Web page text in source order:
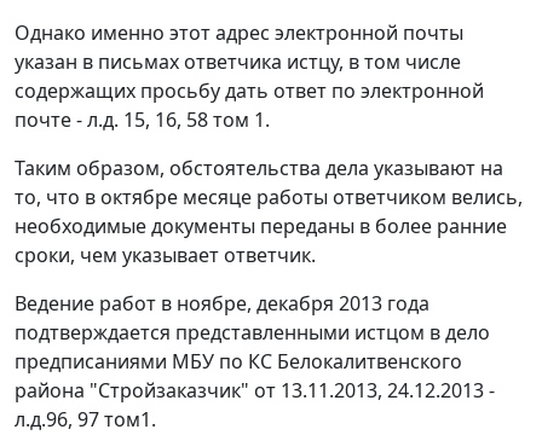
Однако именно этот адрес электронной почты
указан в письмах ответчика истцу, в том числе
содержащих просьбу дать ответ по электронной
почте - л.д. 15, 16, 58 том 1.
Таким образом, обстоятельства дела указывают на
то, что в октябре месяце работы ответчиком велись,
необходимые документы переданы в более ранние
сроки, чем указывает ответчик.
Ведение работ в ноябре, декабря 2013 года
подтверждается представленными истцом в дело
предписаниями МБУ по КС Белокалитвенского
района "Стройзаказчик" от 13.11.2013, 24.12.2013 -
л.д.96, 97 том1.